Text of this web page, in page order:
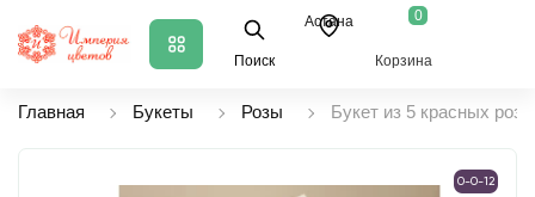
Поиск
Астана 0
Корзина
Главная Букеты Розы Букет из 5 красных роз
0-0-12